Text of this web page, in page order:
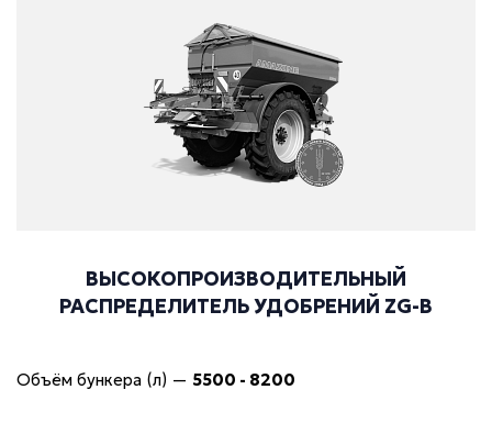
ВЫСОКОПРОИЗВОДИТЕЛЬНЫЙ
РАСПРЕДЕЛИТЕЛЬ УДОБРЕНИЙ ZG-B
Объём бункера (л) — 5500 - 8200